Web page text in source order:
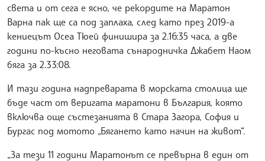
света и от сега е ясно, че рекордите на Маратон
Варна пак ще са под заплаха, след като през 2019-а
кениецът Осеа Тюей финишира за 2.16:35 часа, а две
години по-късно неговата сънародничка Джабет Наом
бяга за 2.33:08.
И тази година надпреварата в морската столица ще
бъде част от веригата маратони в България, която
включва още състезанията в Стара Загора, София и
Бургас под мотото „Бягането като начин на живот“.
„За тези 11 години Маратонът се превърна в един от